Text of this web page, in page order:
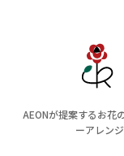
AEONが提案するお花
ーアレン